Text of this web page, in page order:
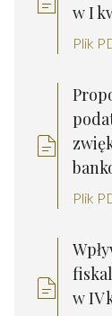
w I
Plik
Plik
w IV